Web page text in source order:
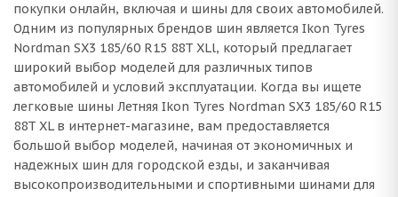
покупки онлайн, включая и шины для своих автомобилей.
Одним из популярных брендов шин является Ikon Tyres
Nordman SX3 185/60 R15 88T XLl, который предлагает
широкий выбор моделей для различных типов
автомобилей и условий эксплуатации. Когда вы ищете
легковые шины Летняя Ikon Tyres Nordman SX3 185/60 R15
88T XL в интернет-магазине, вам предоставляется
большой выбор моделей, начиная от экономичных и
надежных шин для городской езды, и заканчивая
высокопроизводительными и спортивными шинами для